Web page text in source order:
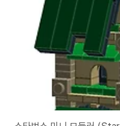
참 좋아요. ^^ 아이들에게 많은 인